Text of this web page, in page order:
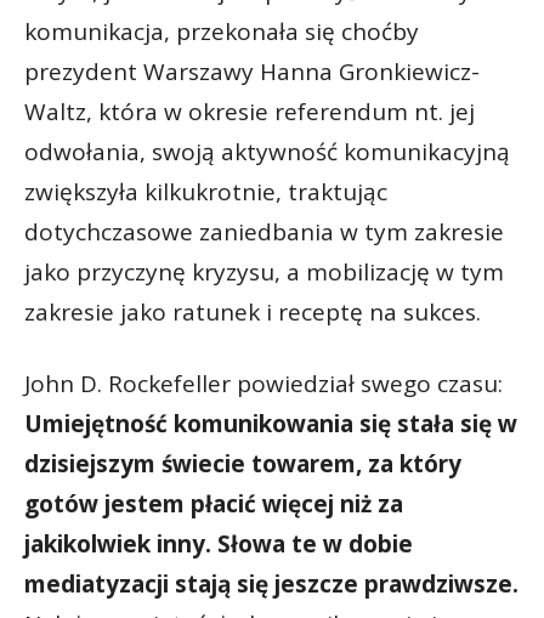
komunikacja, przekonała się choćby
prezydent Warszawy Hanna Gronkiewicz-
Waltz, która w okresie referendum nt. jej
odwołania, swoją aktywność komunikacyjną
zwiększyła kilkukrotnie, traktując
dotychczasowe zaniedbania w tym zakresie
jako przyczynę kryzysu, a mobilizację w tym
zakresie jako ratunek i receptę na sukces.
John D. Rockefeller powiedział swego czasu:
Umiejętność komunikowania się stała się w
dzisiejszym świecie towarem, za który
gotów jestem płacić więcej niż za
jakikolwiek inny. Słowa te w dobie
mediatyzacji stają się jeszcze prawdziwsze.